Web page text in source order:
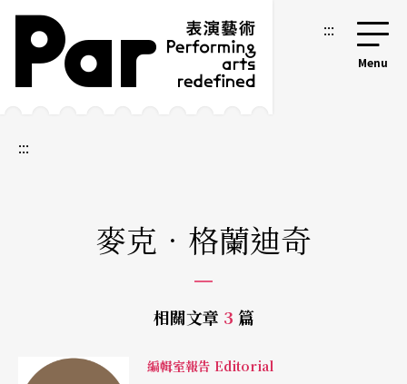
跳到主要內容區塊
網站導覽 :::
:::
麥克．格蘭迪奇
相關文章 3 篇
編輯室報告 Editorial